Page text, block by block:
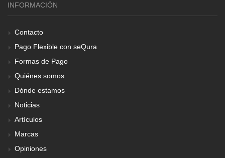
INFORMACIÓN
Contacto
Pago Flexible con seQura
Formas de Pago
Quiénes somos
Dónde estamos
Noticias
Artículos
Marcas
Opiniones